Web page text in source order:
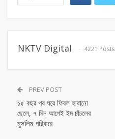
NKTV Digital 4221 Posts
PREV POST
১৫ বছর পর ঘরে ফিরল হারানো
ছেলে, ৭ দিন আগেই ইদ চাঁচলের
মুসলিম পরিবারে